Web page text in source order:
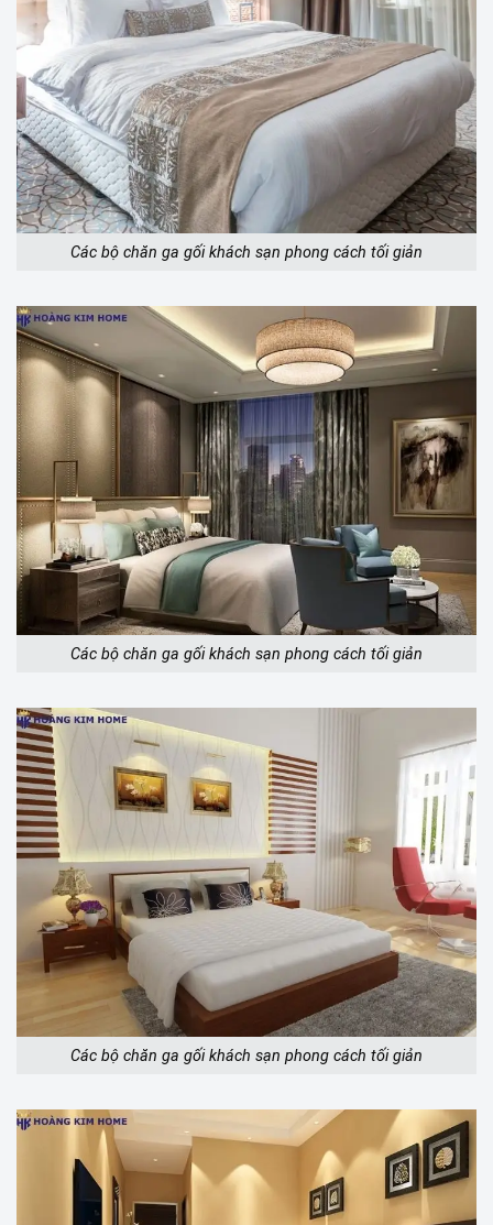
Các bộ chăn ga gối khách sạn phong cách tối giản
Các bộ chăn ga gối khách sạn phong cách tối giản
Các bộ chăn ga gối khách sạn phong cách tối giản